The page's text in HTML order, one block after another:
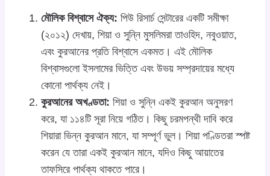
মৌলিক বিশ্বাসে ঐক্য: পিউ রিসার্চ সেন্টারের একটি সমীক্ষা
(২০১২) দেখায়, শিয়া ও সুন্নি মুসলিমরা তাওহিদ, নবুওয়াত,
এবং কুরআনের প্রতি বিশ্বাসে একমত। এই মৌলিক
বিশ্বাসগুলো ইসলামের ভিত্তি এবং উভয় সম্প্রদায়ের মধ্যে
কোনো পার্থক্য নেই।
কুরআনের অখণ্ডতা: শিয়া ও সুন্নি একই কুরআন অনুসরণ
করে, যা ১১৪টি সূরা নিয়ে গঠিত। কিছু চরমপন্থী দাবি করে
শিয়ারা ভিন্ন কুরআন মানে, যা সম্পূর্ণ ভুল। শিয়া পণ্ডিতরা স্পষ্ট
করেন যে তারা একই কুরআন মানে, যদিও কিছু আয়াতের
তাফসিরে পার্থক্য থাকতে পারে।